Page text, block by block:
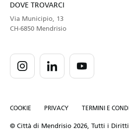
DOVE TROVARCI
Via Municipio, 13
CH-6850 Mendrisio
COOKIE PRIVACY TERMINI E
© Città di Mendrisio 2026, Tutti i Diritti